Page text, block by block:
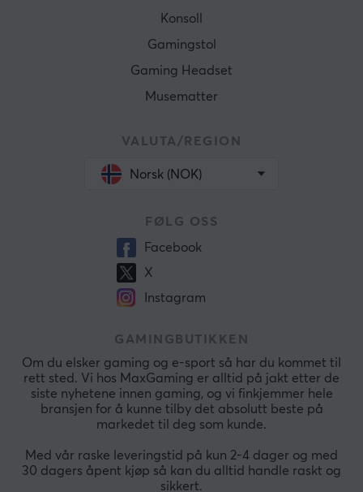
Konsoll
Gamingstol
Gaming Headset
Musematter
VALUTA/REGION
Norsk (NOK)
FØLG OSS
Facebook
X
Instagram
GAMINGBUTIKKEN
Om du elsker gaming og e-sport så har du kommet til
rett sted. Vi hos MaxGaming er alltid på jakt etter de
siste nyhetene innen gaming, og vi finkjemmer hele
bransjen for å kunne tilby det absolutt beste på
markedet til deg som kunde.
Med vår raske leveringstid på kun 2-4 dager og med
30 dagers åpent kjøp så kan du alltid handle raskt og
sikkert.